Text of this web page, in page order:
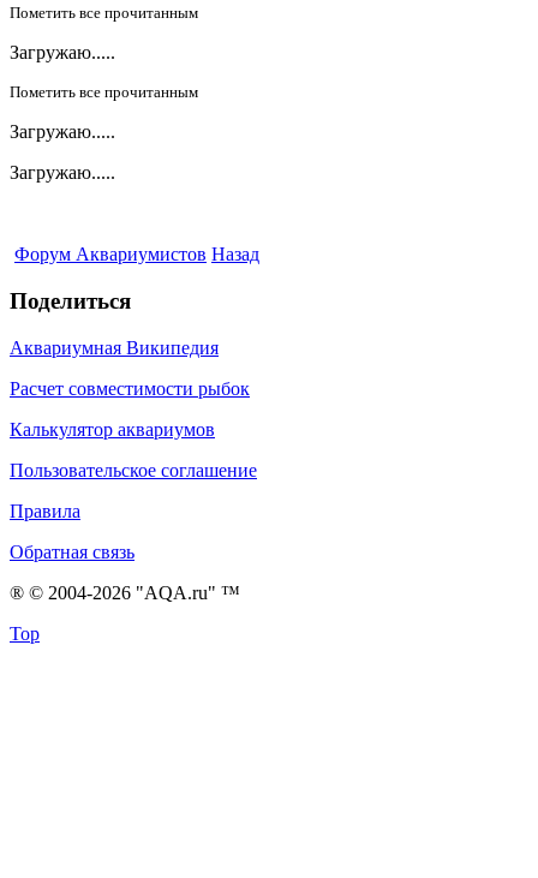
Пометить все прочитанным
Загружаю.....
Пометить все прочитанным
Загружаю.....
Загружаю.....
Форум Аквариумистов Назад
Поделиться
Аквариумная Википедия
Расчет совместимости рыбок
Калькулятор аквариумов
Пользовательское соглашение
Правила
Обратная связь
® © 2004-2026 "AQA.ru" ™
Top